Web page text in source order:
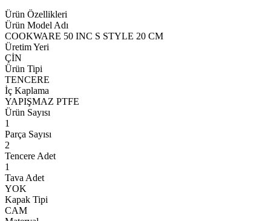
Ürün Özellikleri
Ürün Model Adı
COOKWARE 50 INC S STYLE 20 CM
Üretim Yeri
ÇİN
Ürün Tipi
TENCERE
İç Kaplama
YAPIŞMAZ PTFE
Ürün Sayısı
1
Parça Sayısı
2
Tencere Adet
1
Tava Adet
YOK
Kapak Tipi
CAM